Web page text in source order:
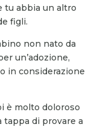
tu abbia un altro
figli.
non nato da
un’adozione,
in considerazione
è molto doloroso
di provare a